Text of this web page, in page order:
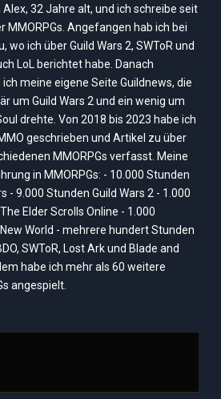
Alex, 32 Jahre alt, und ich schreibe seit
MMORPGs. Angefangen hab ich bei
wo ich über Guild Wars 2, SWToR und
LoL berichtet habe. Danach
meine eigene Seite Guildnews, die
um Guild Wars 2 und ein wenig um
drehte. Von 2018 bis 2023 habe ich
geschrieben und Artikel zu über
MMORPGs verfasst. Meine
in MMORPGs: - 10.000 Stunden
- 9.000 Stunden Guild Wars 2 - 1.000
Elder Scrolls Online - 1.000
World - mehrere hundert Stunden
SWToR, Lost Ark und Blade and
habe ich mehr als 60 weitere
angespielt.